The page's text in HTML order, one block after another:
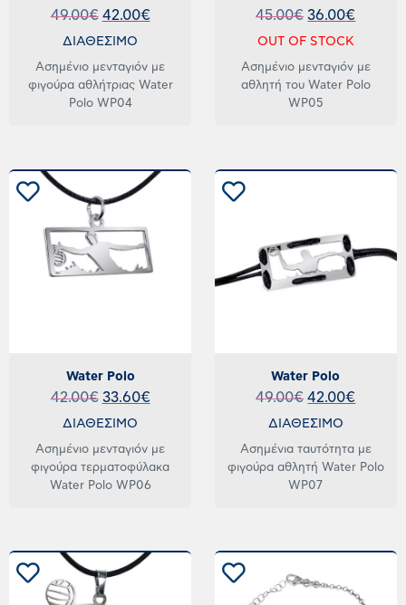
49.00€ 42.00€
ΔΙΑΘΕΣΙΜΟ
Ασημένιο μενταγιόν με
φιγούρα αθλήτριας Water
Polo WP04
45.00€ 36.00€
OUT OF STOCK
Ασημένιο μενταγιόν με
αθλητή του Water Polo
WP05
Water Polo
42.00€ 33.60€
ΔΙΑΘΕΣΙΜΟ
Ασημένιο μενταγιόν με
φιγούρα τερματοφύλακα
Water Polo WP06
Water Polo
49.00€ 42.00€
ΔΙΑΘΕΣΙΜΟ
Ασημένια ταυτότητα με
φιγούρα αθλητή Water Polo
WP07